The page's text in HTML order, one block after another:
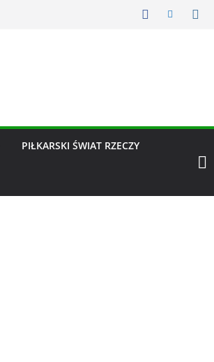
PIŁKARSKI ŚWIAT RZECZY